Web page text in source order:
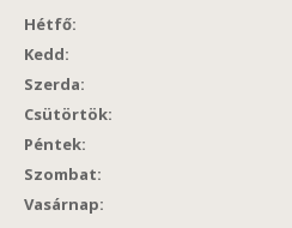
Hétfő:
Kedd:
Szerda:
Csütörtök:
Péntek:
Szombat:
Vasárnap: